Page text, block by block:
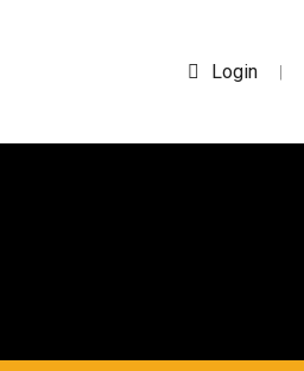
Login |